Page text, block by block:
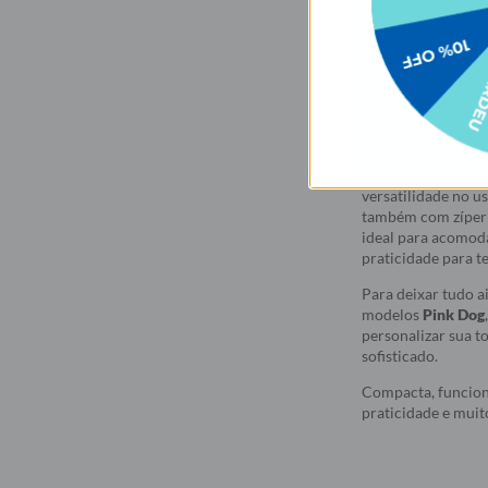
Descrição
O combo
transforma
A Tote Bag Pop
versatilidade no
também com
ideal para
praticidade para
Para deixar tudo
modelos Pink Dog,
personalizar sua
sofisticado.
Compacta,
praticidade e